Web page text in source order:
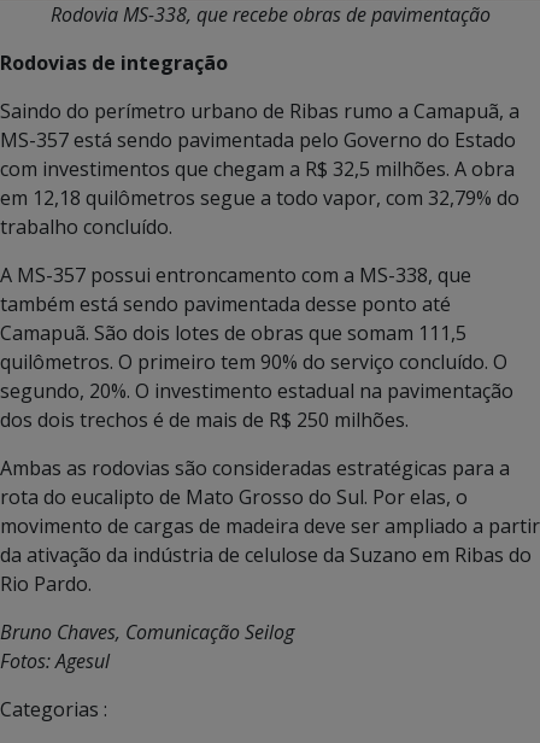
Rodovia MS-338, que recebe obras de pavimentação
Rodovias de integração
Saindo do perímetro urbano de Ribas rumo a Camapuã, a
MS-357 está sendo pavimentada pelo Governo do Estado
com investimentos que chegam a R$ 32,5 milhões. A obra
em 12,18 quilômetros segue a todo vapor, com 32,79% do
trabalho concluído.
A MS-357 possui entroncamento com a MS-338, que
também está sendo pavimentada desse ponto até
Camapuã. São dois lotes de obras que somam 111,5
quilômetros. O primeiro tem 90% do serviço concluído. O
segundo, 20%. O investimento estadual na pavimentação
dos dois trechos é de mais de R$ 250 milhões.
Ambas as rodovias são consideradas estratégicas para a
rota do eucalipto de Mato Grosso do Sul. Por elas, o
movimento de cargas de madeira deve ser ampliado a partir
da ativação da indústria de celulose da Suzano em Ribas do
Rio Pardo.
Bruno Chaves, Comunicação Seilog
Fotos: Agesul
Categorias :